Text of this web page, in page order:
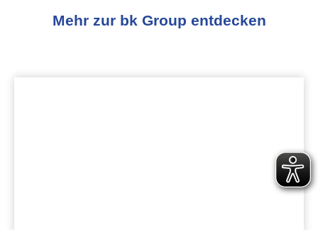
Mehr zur bk Group entdecken